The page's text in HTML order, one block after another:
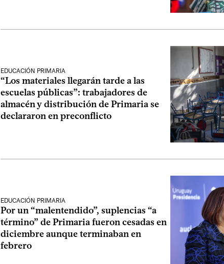
EDUCACIÓN PRIMARIA
“Los materiales llegarán tarde a las
escuelas públicas”: trabajadores de
almacén y distribución de Primaria se
declararon en preconflicto
EDUCACIÓN PRIMARIA
Por un “malentendido”, suplencias “a
término” de Primaria fueron cesadas en
diciembre aunque terminaban en
febrero